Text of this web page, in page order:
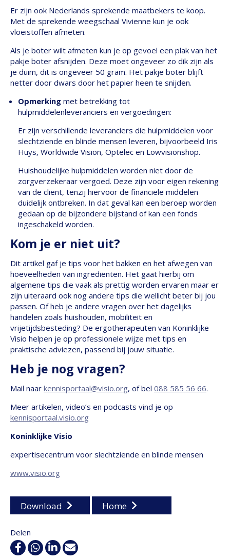
Er zijn ook Nederlands sprekende maatbekers te koop.
Met de sprekende weegschaal Vivienne kun je ook
vloeistoffen afmeten.
Als je boter wilt afmeten kun je op gevoel een plak van het
pakje boter afsnijden. Deze moet ongeveer zo dik zijn als
je duim, dit is ongeveer 50 gram. Het pakje boter blijft
netter door dwars door het papier heen te snijden.
Opmerking met betrekking tot
hulpmiddelenleveranciers en vergoedingen:
Er zijn verschillende leveranciers die hulpmiddelen voor
slechtziende en blinde mensen leveren, bijvoorbeeld Iris
Huys, Worldwide Vision, Optelec en Lowvisionshop.
Huishoudelijke hulpmiddelen worden niet door de
zorgverzekeraar vergoed. Deze zijn voor eigen rekening
van de cliënt, tenzij hiervoor de financiële middelen
duidelijk ontbreken. In dat geval kan een beroep worden
gedaan op de bijzondere bijstand of kan een fonds
ingeschakeld worden.
Kom je er niet uit?
Dit artikel gaf je tips voor het bakken en het afwegen van
hoeveelheden van ingrediënten. Het gaat hierbij om
algemene tips die vaak als prettig worden ervaren maar er
zijn uiteraard ook nog andere tips die wellicht beter bij jou
passen. Of heb je andere vragen over het dagelijks
handelen zoals huishouden, mobiliteit en
vrijetijdsbesteding? De ergotherapeuten van Koninklijke
Visio helpen je op professionele wijze met tips en
praktische adviezen, passend bij jouw situatie.
Heb je nog vragen?
Mail naar kennisportaal@visio.org, of bel 088 585 56 66.
Meer artikelen, video’s en podcasts vind je op
kennisportaal.visio.org
Koninklijke Visio
expertisecentrum voor slechtziende en blinde mensen
www.visio.org
Download Home
Delen
FacebookWhatsApp
Linkedin
E-